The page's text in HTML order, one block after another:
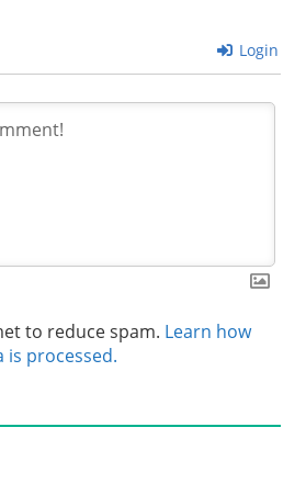
Login
to reduce spam. Learn how
processed.